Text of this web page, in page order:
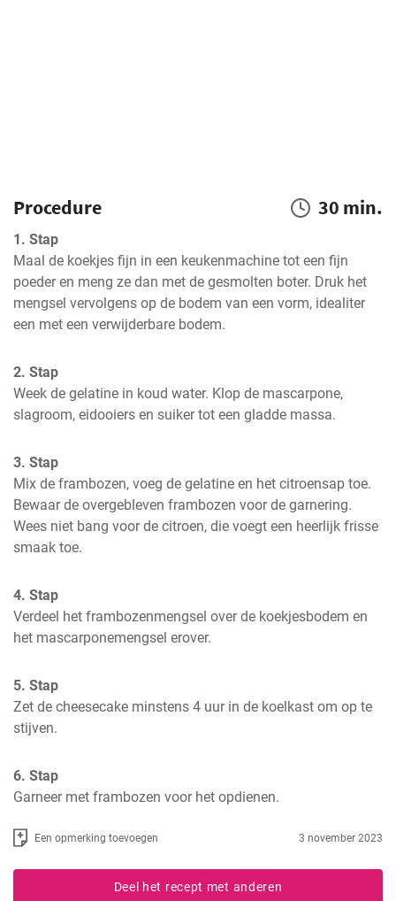
Procedure 30 min.
1. Stap
Maal de koekjes fijn in een keukenmachine tot een fijn
poeder en meng ze dan met de gesmolten boter. Druk het
mengsel vervolgens op de bodem van een vorm, idealiter
een met een verwijderbare bodem.
2. Stap
Week de gelatine in koud water. Klop de mascarpone,
slagroom, eidooiers en suiker tot een gladde massa.
3. Stap
Mix de frambozen, voeg de gelatine en het citroensap toe.
Bewaar de overgebleven frambozen voor de garnering.
Wees niet bang voor de citroen, die voegt een heerlijk frisse
smaak toe.
4. Stap
Verdeel het frambozenmengsel over de koekjesbodem en
het mascarponemengsel erover.
5. Stap
Zet de cheesecake minstens 4 uur in de koelkast om op te
stijven.
6. Stap
Garneer met frambozen voor het opdienen.
Een opmerking toevoegen 3 november 2023
Deel het recept met anderen